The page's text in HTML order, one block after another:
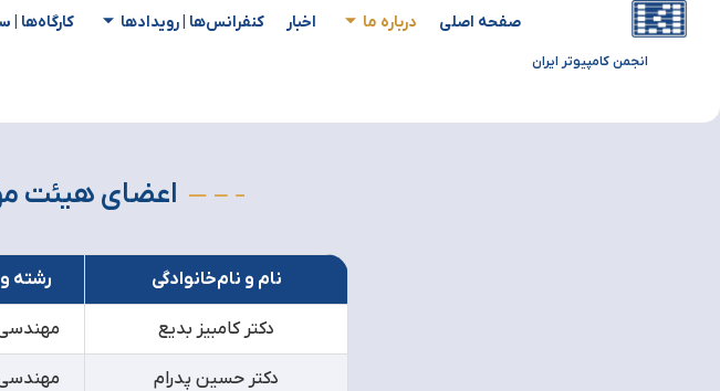
انجمن کامپیوتر ایران
صفحه اصلی درباره ما اخبار کنفرانس‌ها | رویدادها کارگاه‌ها |
اعضای هيئت
نام و نام‌خانوادگی رشته
دکتر کامبیز بدیع مهندسی
دکتر حسین پدرام مهندسی